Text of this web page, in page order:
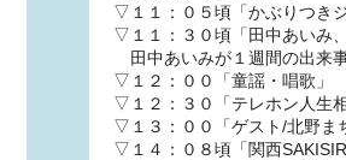
▽１１：０５頃「かぶりつきジ
▽１１：３０頃「田中あいみ
田中あいみが１週間の出来事
▽１２：００「童謡・唱歌」
▽１２：３０「テレホン人生相
▽１３：００「ゲスト/北野ま
▽１４：０８頃「関西